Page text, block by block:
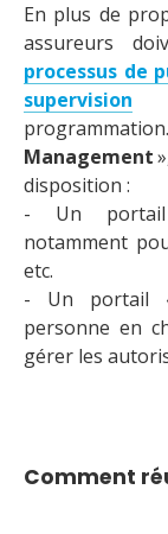
En plus de
assureurs
processus de
supervision
Management
disposition :
- Un portail
notamment
etc.
- Un portail
personne en
gérer les
Comment